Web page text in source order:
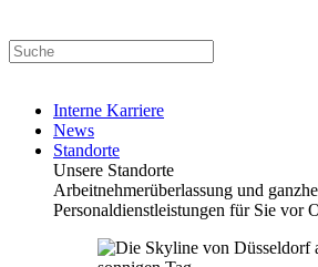
Interne Karriere
News
Standorte
Unsere Standorte
Arbeitnehmerüberlassung und
Personaldienstleistungen für Sie vor